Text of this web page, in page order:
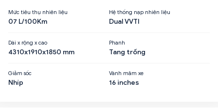
Mức tiêu thụ nhiên liệu
07 L/100Km
Hệ thống nạp nhiên liệu
Dual VVTI
Dài x rộng x cao
4310x1910x1850 mm
Phanh
Tang trống
Giảm sốc
Nhíp
Vành mâm xe
16 inches